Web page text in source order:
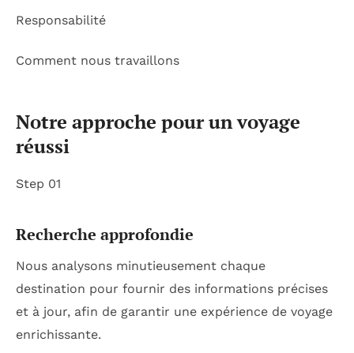
Responsabilité
Comment nous travaillons
Notre approche pour un voyage
réussi
Step 01
Recherche approfondie
Nous analysons minutieusement chaque
destination pour fournir des informations précises
et à jour, afin de garantir une expérience de voyage
enrichissante.